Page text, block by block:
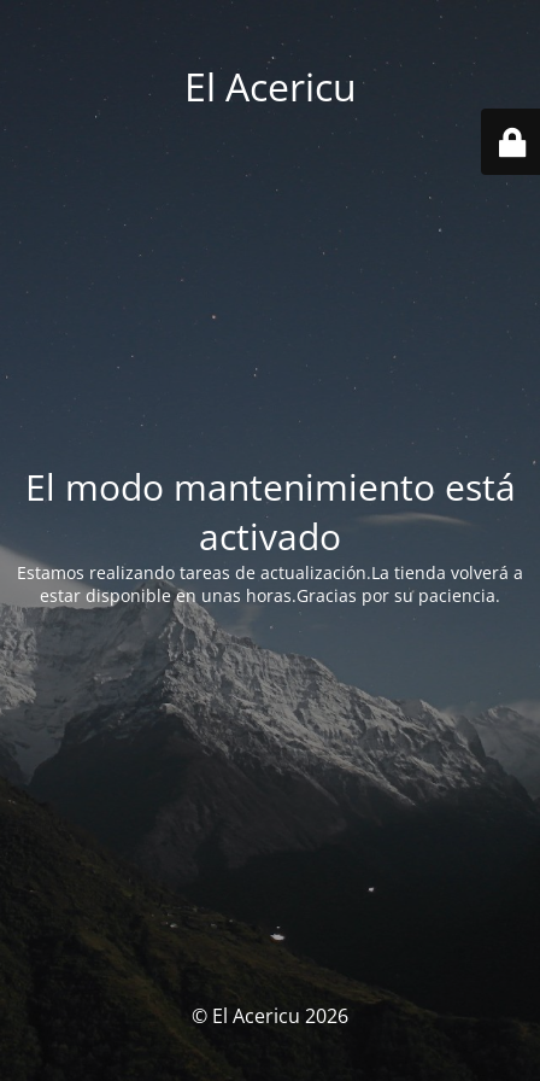
El Acericu
El modo mantenimiento está
activado
Estamos realizando tareas de actualización.La tienda volverá a
estar disponible en unas horas.Gracias por su paciencia.
© El Acericu 2026